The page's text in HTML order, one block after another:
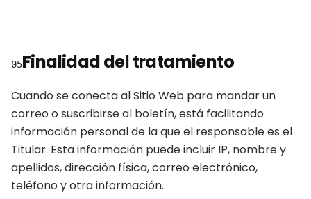
05Finalidad del tratamiento
Cuando se conecta al Sitio Web para mandar un
correo o suscribirse al boletín, está facilitando
información personal de la que el responsable es el
Titular. Esta información puede incluir IP, nombre y
apellidos, dirección física, correo electrónico,
teléfono y otra información.